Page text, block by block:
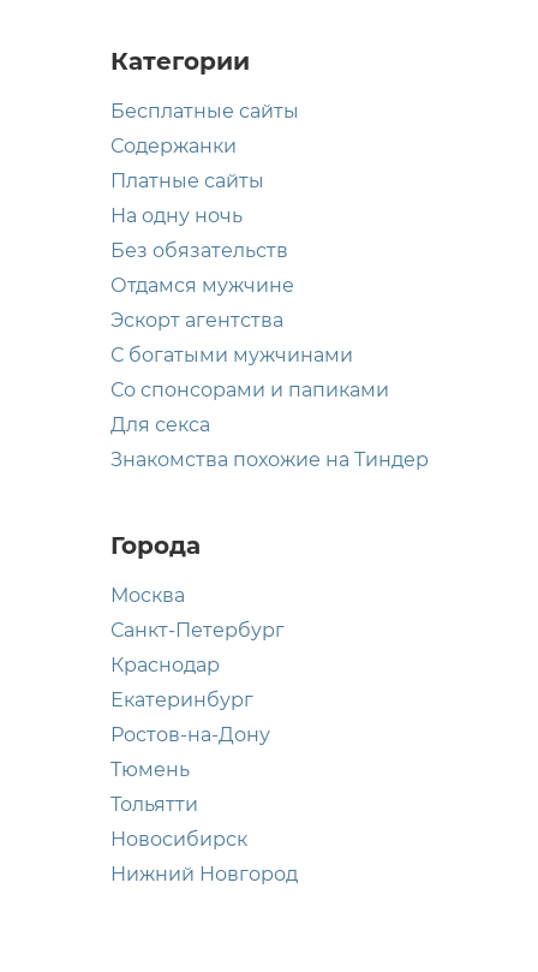
Категории
Бесплатные сайты
Содержанки
Платные сайты
На одну ночь
Без обязательств
Отдамся мужчине
Эскорт агентства
С богатыми мужчинами
Со спонсорами и папиками
Для секса
Знакомства похожие на Тиндер
Города
Москва
Санкт-Петербург
Краснодар
Екатеринбург
Ростов-на-Дону
Тюмень
Тольятти
Новосибирск
Нижний Новгород